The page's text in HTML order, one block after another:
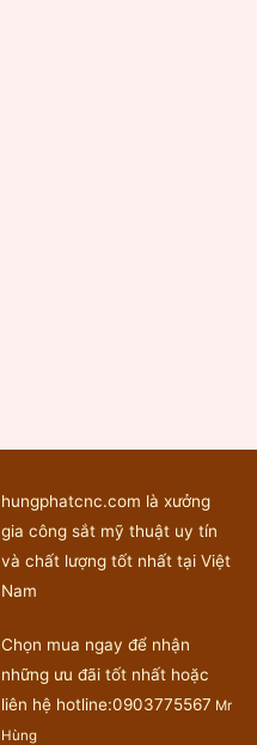
hungphatcnc.com là xưởng
gia công sắt mỹ thuật uy tín
và chất lượng tốt nhất tại Việt
Nam
Chọn mua ngay để nhận
những ưu đãi tốt nhất hoặc
liên hệ hotline:0903775567 Mr
Hùng